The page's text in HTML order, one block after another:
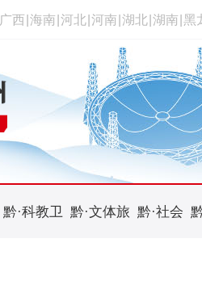
广西 海南 河北 河南 湖北 湖南 黑
黔·科教卫 黔·文体旅 黔·社会